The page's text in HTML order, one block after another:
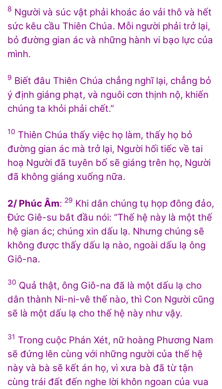
8 Người và súc vật phải khoác áo vải thô và hết
sức kêu cầu Thiên Chúa. Mỗi người phải trở lại,
bỏ đường gian ác và những hành vi bạo lực của
mình.
9 Biết đâu Thiên Chúa chẳng nghĩ lại, chẳng bỏ
ý định giáng phạt, và nguôi cơn thịnh nộ, khiến
chúng ta khỏi phải chết.”
10 Thiên Chúa thấy việc họ làm, thấy họ bỏ
đường gian ác mà trở lại, Người hối tiếc về tai
hoạ Người đã tuyên bố sẽ giáng trên họ, Người
đã không giáng xuống nữa.
2/ Phúc Âm: 29 Khi dân chúng tụ họp đông đảo,
Đức Giê-su bắt đầu nói: “Thế hệ này là một thế
hệ gian ác; chúng xin dấu lạ. Nhưng chúng sẽ
không được thấy dấu lạ nào, ngoài dấu lạ ông
Giô-na.
30 Quả thật, ông Giô-na đã là một dấu lạ cho
dân thành Ni-ni-vê thế nào, thì Con Người cũng
sẽ là một dấu lạ cho thế hệ này như vậy.
31 Trong cuộc Phán Xét, nữ hoàng Phương Nam
sẽ đứng lên cùng với những người của thế hệ
này và bà sẽ kết án họ, vì xưa bà đã từ tận
cùng trái đất đến nghe lời khôn ngoan của vua